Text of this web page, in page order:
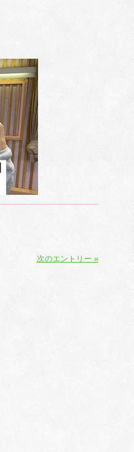
次のエントリー »